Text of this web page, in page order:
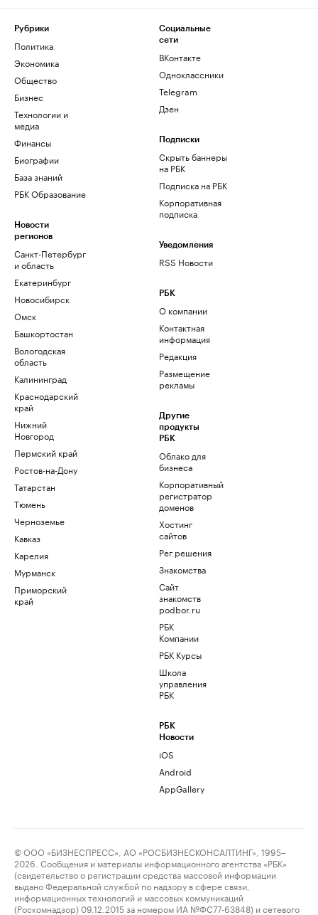
Рубрики
Политика
Экономика
Общество
Бизнес
Технологии и
медиа
Финансы
Биографии
База знаний
РБК Образование
Новости
регионов
Санкт-Петербург
и область
Екатеринбург
Новосибирск
Омск
Башкортостан
Вологодская
область
Калининград
Краснодарский
край
Нижний
Новгород
Пермский край
Ростов-на-Дону
Татарстан
Тюмень
Черноземье
Кавказ
Карелия
Мурманск
Приморский
край
Социальные
сети
ВКонтакте
Одноклассники
Telegram
Дзен
Подписки
Скрыть баннеры
на РБК
Подписка на РБК
Корпоративная
подписка
Уведомления
RSS Новости
РБК
О компании
Контактная
информация
Редакция
Размещение
рекламы
Другие
продукты
РБК
Облако для
бизнеса
Корпоративный
регистратор
доменов
Хостинг
сайтов
Рег.решения
Знакомства
Сайт
знакомств
podbor.ru
РБК
Компании
РБК Курсы
Школа
управления
РБК
РБК
Новости
iOS
Android
AppGallery
© ООО «БИЗНЕСПРЕСС», АО «РОСБИЗНЕСКОНСАЛТИНГ», 1995–
2026. Сообщения и материалы информационного агентства «РБК»
(свидетельство о регистрации средства массовой информации
выдано Федеральной службой по надзору в сфере связи,
информационных технологий и массовых коммуникаций
(Роскомнадзор) 09.12.2015 за номером ИА №ФС77-63848) и сетевого